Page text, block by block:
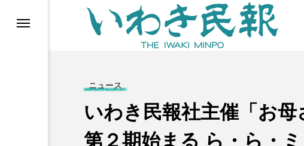
ニュース
いわき民報社主催「お母
第２期始まる ら・ら・